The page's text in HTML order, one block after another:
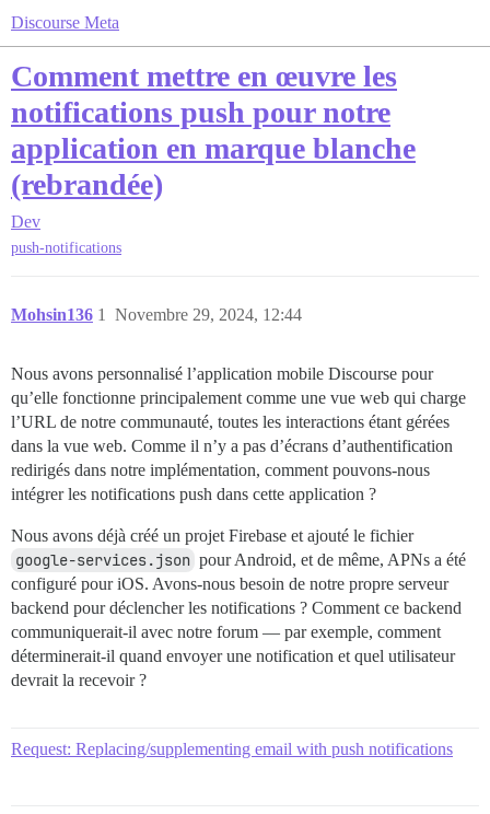
Discourse Meta
Comment mettre en œuvre les
notifications push pour notre
application en marque blanche
(rebrandée)
Dev
push-notifications
Mohsin136 Novembre 29, 2024, 12:44
1
Nous avons personnalisé l’application mobile Discourse pour
qu’elle fonctionne principalement comme une vue web qui charge
l’URL de notre communauté, toutes les interactions étant gérées
dans la vue web. Comme il n’y a pas d’écrans d’authentification
redirigés dans notre implémentation, comment pouvons-nous
intégrer les notifications push dans cette application ?
Nous avons déjà créé un projet Firebase et ajouté le fichier
google-services.json pour Android, et de même, APNs a été
configuré pour iOS. Avons-nous besoin de notre propre serveur
backend pour déclencher les notifications ? Comment ce backend
communiquerait-il avec notre forum — par exemple, comment
déterminerait-il quand envoyer une notification et quel utilisateur
devrait la recevoir ?
Request: Replacing/supplementing email with push notifications